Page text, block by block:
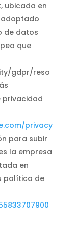
ubicada en
adoptado
de datos
que
gdpr/reso
privacidad
privacy
para subir
la empresa
en
política de